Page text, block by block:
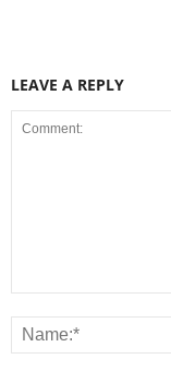
LEAVE A REPLY